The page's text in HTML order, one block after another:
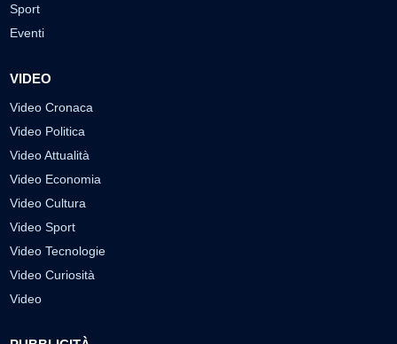
Sport
Eventi
VIDEO
Video Cronaca
Video Politica
Video Attualità
Video Economia
Video Cultura
Video Sport
Video Tecnologie
Video Curiosità
Video